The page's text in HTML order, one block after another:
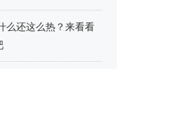
么还这么热？来看看